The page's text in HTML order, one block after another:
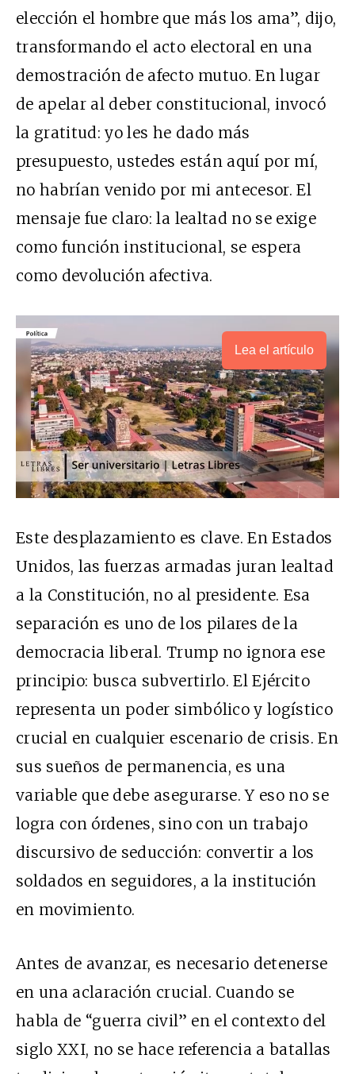
elección el hombre que más los ama”, dijo,
transformando el acto electoral en una
demostración de afecto mutuo. En lugar
de apelar al deber constitucional, invocó
la gratitud: yo les he dado más
presupuesto, ustedes están aquí por mí,
no habrían venido por mi antecesor. El
mensaje fue claro: la lealtad no se exige
como función institucional, se espera
como devolución afectiva.
Lea el artículo
Este desplazamiento es clave. En Estados
Unidos, las fuerzas armadas juran lealtad
a la Constitución, no al presidente. Esa
separación es uno de los pilares de la
democracia liberal. Trump no ignora ese
principio: busca subvertirlo. El Ejército
representa un poder simbólico y logístico
crucial en cualquier escenario de crisis. En
sus sueños de permanencia, es una
variable que debe asegurarse. Y eso no se
logra con órdenes, sino con un trabajo
discursivo de seducción: convertir a los
soldados en seguidores, a la institución
en movimiento.
Antes de avanzar, es necesario detenerse
en una aclaración crucial. Cuando se
habla de “guerra civil” en el contexto del
siglo XXI, no se hace referencia a batallas